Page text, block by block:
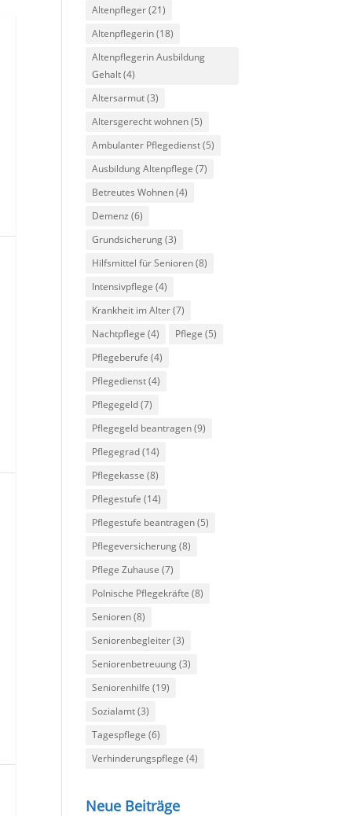
Altenpfleger(21)
Altenpflegerin(18)
Altenpflegerin Ausbildung
Gehalt(4)
Altersarmut(3)
Altersgerecht wohnen(5)
Ambulanter Pflegedienst(5)
Ausbildung Altenpflege (7)
Betreutes Wohnen(4)
Demenz (6)
Grundsicherung(3)
Hilfsmittel für Senioren(8)
Intensivpflege (4)
Krankheit im Alter(7)
Nachtpflege (4) Pflege (5)
Pflegeberufe (4)
Pflegedienst(4)
Pflegegeld(7)
Pflegegeld beantragen(9)
Pflegegrad(14)
Pflegekasse (8)
Pflegestufe (14)
Pflegestufe beantragen(5)
Pflegeversicherung(8)
Pflege Zuhause (7)
Polnische Pflegekräfte (8)
Senioren(8)
Seniorenbegleiter(3)
Seniorenbetreuung(3)
Seniorenhilfe (19)
Sozialamt(3)
Tagespflege (6)
Verhinderungspflege (4)
Neue Beiträge